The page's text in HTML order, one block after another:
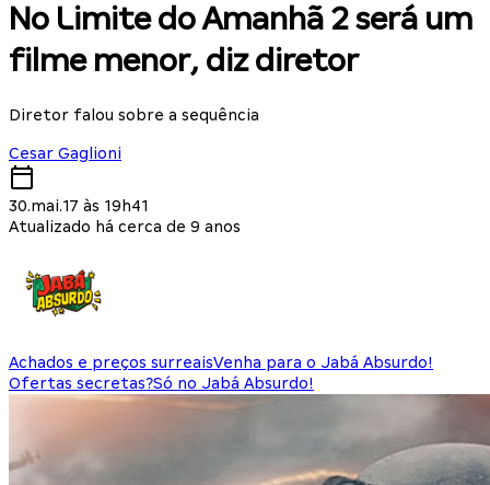
No Limite do Amanhã 2 será um
filme menor, diz diretor
Diretor falou sobre a sequência
Cesar Gaglioni
30.mai.17 às 19h41
Atualizado há cerca de 9 anos
Achados e preços surreaisVenha para o Jabá Absurdo!
Ofertas secretas?Só no Jabá Absurdo!